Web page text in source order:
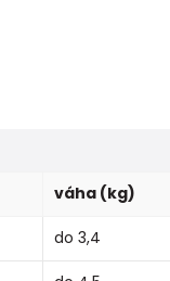
váha (kg)
do 3,4